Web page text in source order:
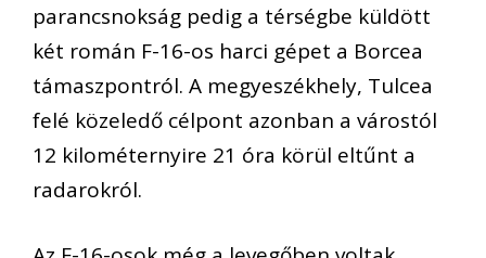
parancsnokság pedig a térségbe küldött
két román F-16-os harci gépet a Borcea
támaszpontról. A megyeszékhely, Tulcea
felé közeledő célpont azonban a várostól
12 kilométernyire 21 óra körül eltűnt a
radarokról.